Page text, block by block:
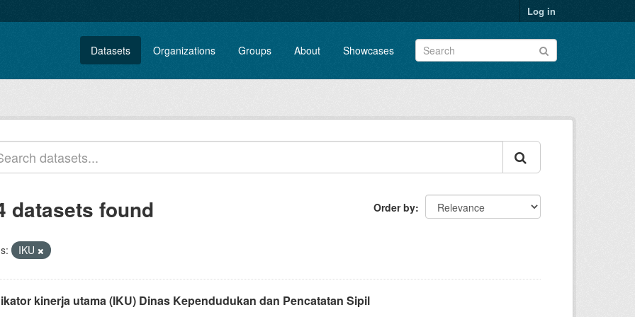
Log in
Datasets Organizations Groups About Showcases
Order by
datasets found
IKU
kinerja utama (IKU) Dinas Kependudukan dan Pencatatan Sipil